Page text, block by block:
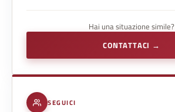
Hai una situazione simile?
CONTATTACI →
SEGUICI